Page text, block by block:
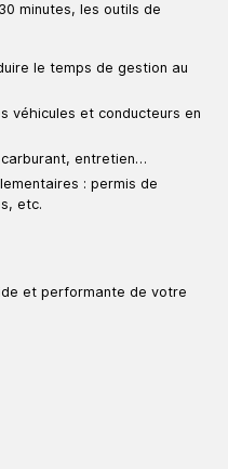
minutes, les outils de
le temps de gestion au
véhicules et conducteurs en
entretien…
: permis de
etc.
et performante de votre